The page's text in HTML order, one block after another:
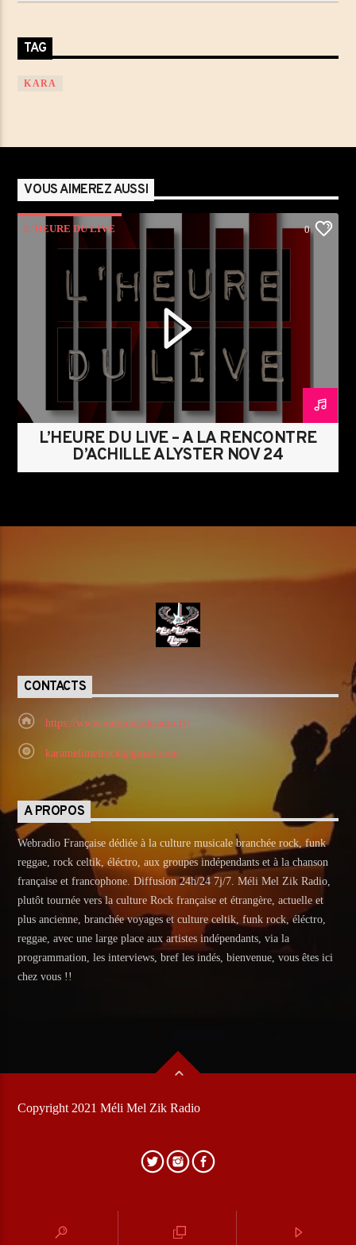
TAG
KARA
VOUS AIMEREZ AUSSI
L'HEURE DU LIVE 0
L’HEURE DU LIVE – À LA RENCONTRE
D’ACHILLE ALYSTER NOV 24
CONTACTS
https://www.melimelzikradio.fr/
karamelimelrock@gmail.com
A PROPOS
Webradio Française dédiée à la culture musicale branchée rock, funk
reggae, rock celtik, éléctro, aux groupes indépendants et à la chanson
française et francophone. Diffusion 24h/24 7j/7. Méli Mel Zik Radio,
plutôt tournée vers la culture Rock française et étrangère, actuelle et
plus ancienne, branchée voyages et culture celtik, funk rock, éléctro,
reggae, avec une large place aux artistes indépendants, via la
programmation, les interviews, bref les indés, bienvenue, vous êtes ici
chez vous !!
Copyright 2021 Méli Mel Zik Radio